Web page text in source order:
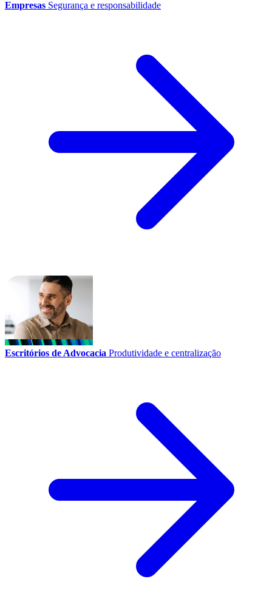
Empresas Segurança e responsabilidade
Escritórios de Advocacia Produtividade e centralização